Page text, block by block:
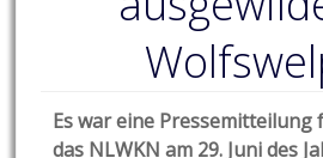
Es war eine Pressemitteilung
das NLWKN am 29. Juni des